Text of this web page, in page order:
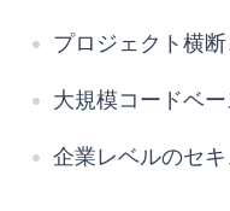
プロジェクト横
大規模コードベ
企業レベルのセ